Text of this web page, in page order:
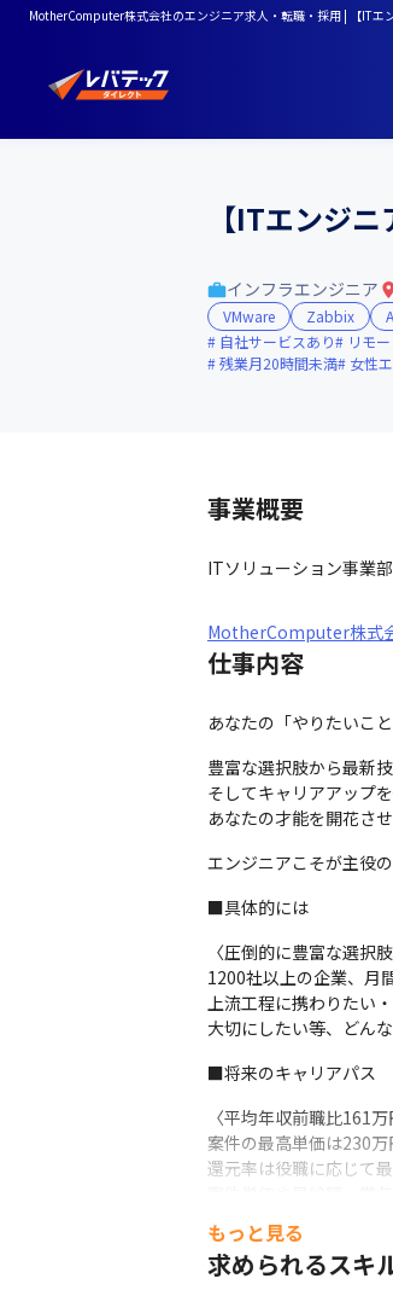
MotherComputer株式会社のエンジニア求人・転職・採用 | 【IT
【ITエンジ
インフラエンジニア
VMware Zabbix
自社サービスあり
リモ
残業月20時間未満
女性
事業概要
ITソリューション事業部
MotherComputer株式
仕事内容
あなたの「やりたいこ
豊富な選択肢から最新
そしてキャリアアップ
あなたの才能を開花さ
エンジニアこそが主役
■具体的には
〈圧倒的に豊富な選択
1200社以上の企業、月
上流工程に携わりたい
大切にしたい等、どん
■将来のキャリアパス
〈平均年収前職比161
案件の最高単価は230万
還元率は役職に応じて
■教育研修制度
▪キャリアアップ支援
もっと見る
求められるスキ